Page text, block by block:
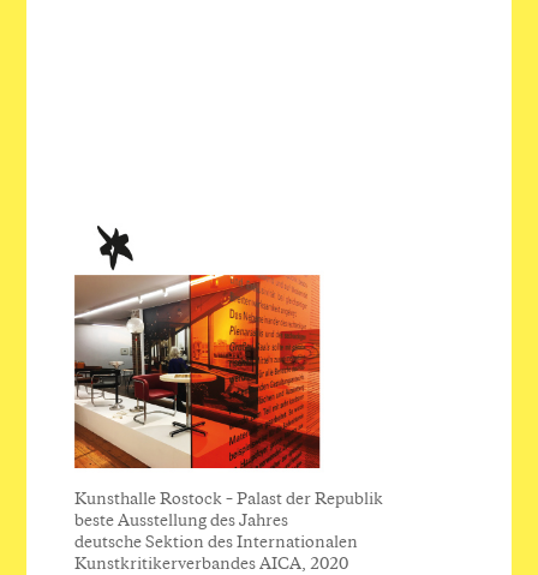
Kunsthalle Rostock – Palast der Republik
beste Ausstellung des Jahres
deutsche Sektion des Internationalen
Kunstkritikerverbandes AICA, 2020